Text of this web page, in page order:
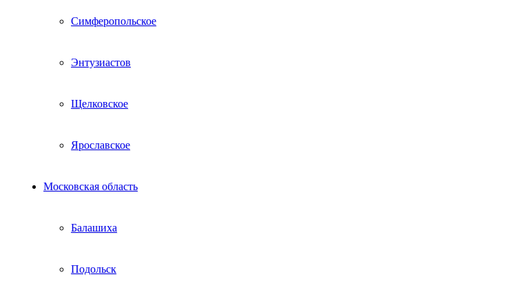
Симферопольское
Энтузиастов
Щелковское
Ярославское
Московская область
Балашиха
Подольск